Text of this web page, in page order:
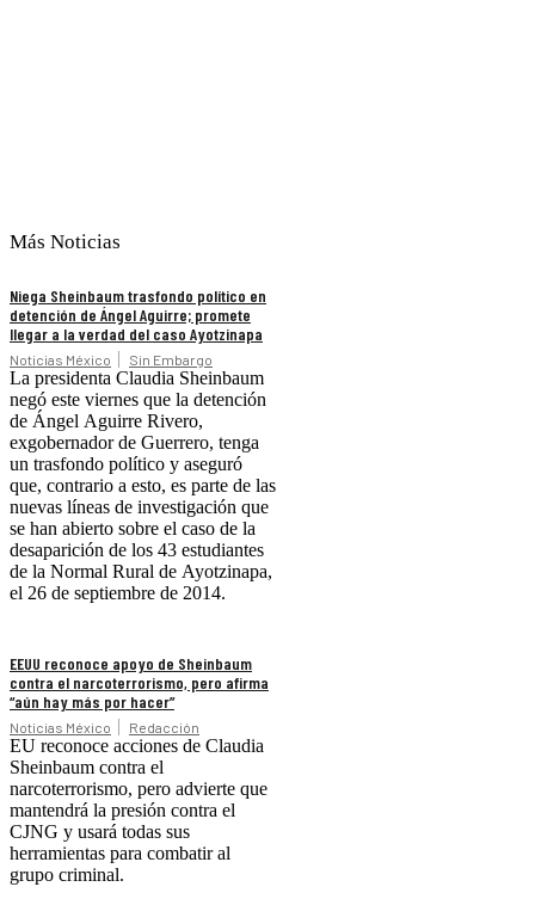
Más Noticias
Niega Sheinbaum trasfondo político en
detención de Ángel Aguirre; promete
llegar a la verdad del caso Ayotzinapa
Noticias México Sin Embargo
La presidenta Claudia Sheinbaum
negó este viernes que la detención
de Ángel Aguirre Rivero,
exgobernador de Guerrero, tenga
un trasfondo político y aseguró
que, contrario a esto, es parte de las
nuevas líneas de investigación que
se han abierto sobre el caso de la
desaparición de los 43 estudiantes
de la Normal Rural de Ayotzinapa,
el 26 de septiembre de 2014.
EEUU reconoce apoyo de Sheinbaum
contra el narcoterrorismo, pero afirma
“aún hay más por hacer”
Noticias México Redacción
EU reconoce acciones de Claudia
Sheinbaum contra el
narcoterrorismo, pero advierte que
mantendrá la presión contra el
CJNG y usará todas sus
herramientas para combatir al
grupo criminal.